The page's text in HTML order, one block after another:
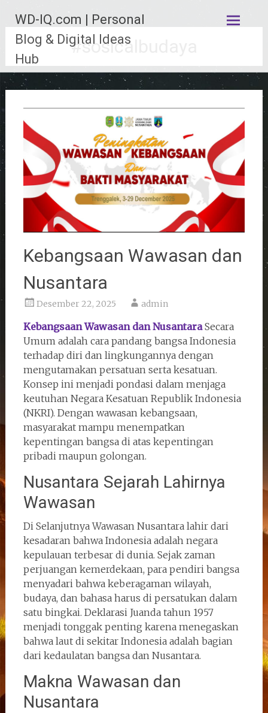
konten
WD-IQ.com | Personal
Blog & Digital Ideas
Hub
#sosicalbudaya
Kebangsaan Wawasan dan
Nusantara
Desember 22, 2025 admin
Kebangsaan Wawasan dan NusantaraSecara
Umum adalah cara pandang bangsa Indonesia
terhadap diri dan lingkungannya dengan
mengutamakan persatuan serta kesatuan.
Konsep ini menjadi pondasi dalam menjaga
keutuhan Negara Kesatuan Republik Indonesia
(NKRI). Dengan wawasan kebangsaan,
masyarakat mampu menempatkan
kepentingan bangsa di atas kepentingan
pribadi maupun golongan.
Nusantara Sejarah Lahirnya
Wawasan
Di Selanjutnya Wawasan Nusantara lahir dari
kesadaran bahwa Indonesia adalah negara
kepulauan terbesar di dunia. Sejak zaman
perjuangan kemerdekaan, para pendiri bangsa
menyadari bahwa keberagaman wilayah,
budaya, dan bahasa harus di persatukan dalam
satu bingkai. Deklarasi Juanda tahun 1957
menjadi tonggak penting karena menegaskan
bahwa laut di sekitar Indonesia adalah bagian
dari kedaulatan bangsa dan Nusantara.
Makna Wawasan dan
Nusantara